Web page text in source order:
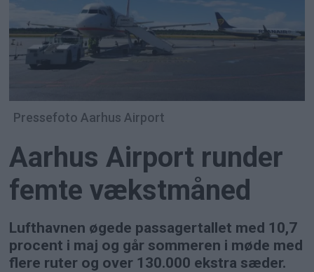
Pressefoto Aarhus Airport
Aarhus Airport runder
femte vækstmåned
Lufthavnen øgede passagertallet med 10,7
procent i maj og går sommeren i møde med
flere ruter og over 130.000 ekstra sæder.